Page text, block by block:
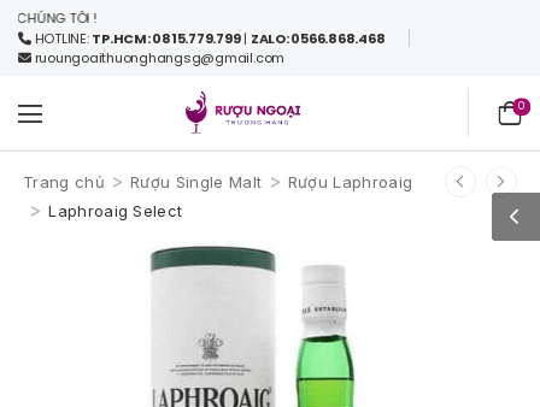
TÔI !
HOTLINE:TP.HCM: 0815.779.799| ZALO: 0566.868.468
ruoungoaithuonghangsg@gmail.com
0
Trang chủ > Rượu Single Malt > Rượu Laphroaig
> Laphroaig Select